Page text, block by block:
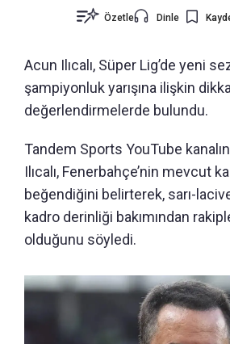
Özetle Dinle
Acun Ilıcalı, Süper Lig’de yeni
şampiyonluk yarışına ilişkin
değerlendirmelerde bulundu.
Tandem Sports YouTube
Ilıcalı, Fenerbahçe’nin mevcut
beğendiğini belirterek, sarı-
kadro derinliği bakımından
olduğunu söyledi.